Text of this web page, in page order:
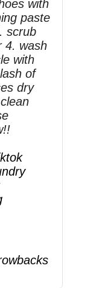
with
paste
scrub
4. wash
with
of
dry